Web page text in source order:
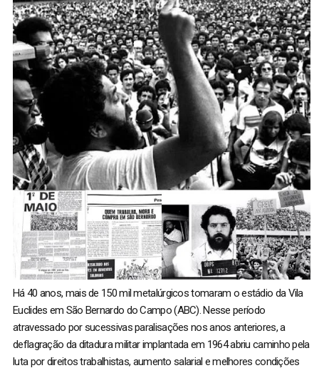
Há 40 anos, mais de 150 mil metalúrgicos tomaram o estádio da Vila
Euclides em São Bernardo do Campo (ABC). Nesse período
atravessado por sucessivas paralisações nos anos anteriores, a
deflagração da ditadura militar implantada em 1964 abriu caminho pela
luta por direitos trabalhistas, aumento salarial e melhores condições